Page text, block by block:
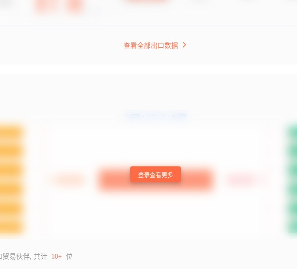
查看全部出口数据
登录查看更多
贸易伙伴, 共计 10+ 位